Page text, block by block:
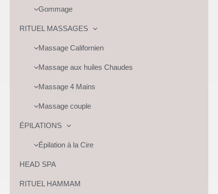
Gommage
RITUEL MASSAGES
Massage Californien
Massage aux huiles Chaudes
Massage 4 Mains
Massage couple
ÉPILATIONS
Épilation à la Cire
HEAD SPA
RITUEL HAMMAM